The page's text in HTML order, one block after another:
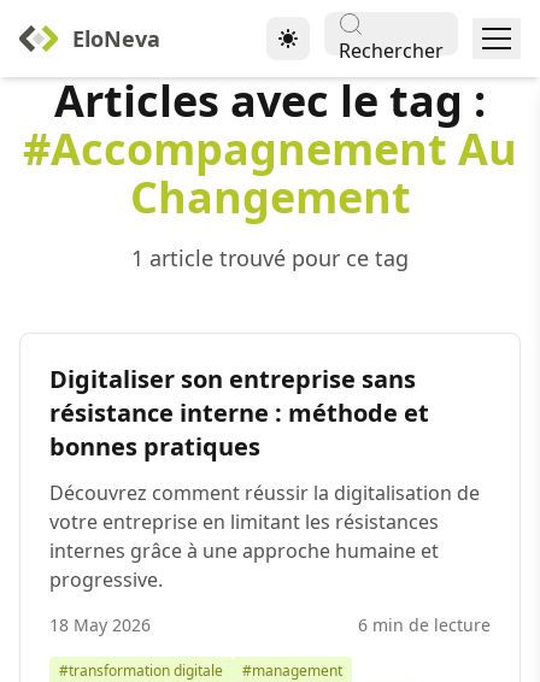
EloNeva Rechercher
Articles avec le tag :
#Accompagnement Au
Changement
1 article trouvé pour ce tag
Digitaliser son entreprise sans
résistance interne : méthode et
bonnes pratiques
Découvrez comment réussir la digitalisation de
votre entreprise en limitant les résistances
internes grâce à une approche humaine et
progressive.
18 May 2026 6 min de lecture
#transformation digitale
#management